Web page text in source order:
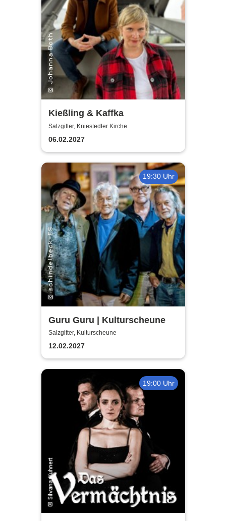
Kießling & Kaffka
Salzgitter, Kniestedter Kirche
06.02.2027
19:30 Uhr
Guru Guru | Kulturscheune
Salzgitter, Kulturscheune
12.02.2027
19:00 Uhr